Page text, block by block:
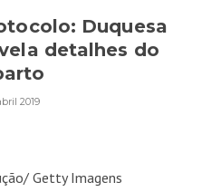
Duquesa
detalhes do
2019
Getty Imagens